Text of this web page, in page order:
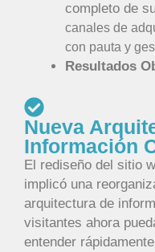
completo de
canales de
con pauta y
Resultados
Nueva
Información
El rediseño del sitio
implicó una
arquitectura de
visitantes ahora
entender